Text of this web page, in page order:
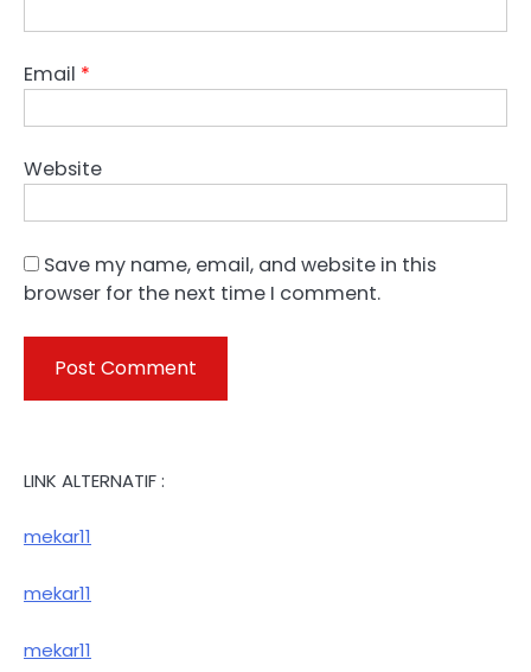
Email *
Website
Save my name, email, and website in this
browser for the next time I comment.
LINK ALTERNATIF :
mekar11
mekar11
mekar11